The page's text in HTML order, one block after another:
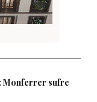
Monferrer sufre